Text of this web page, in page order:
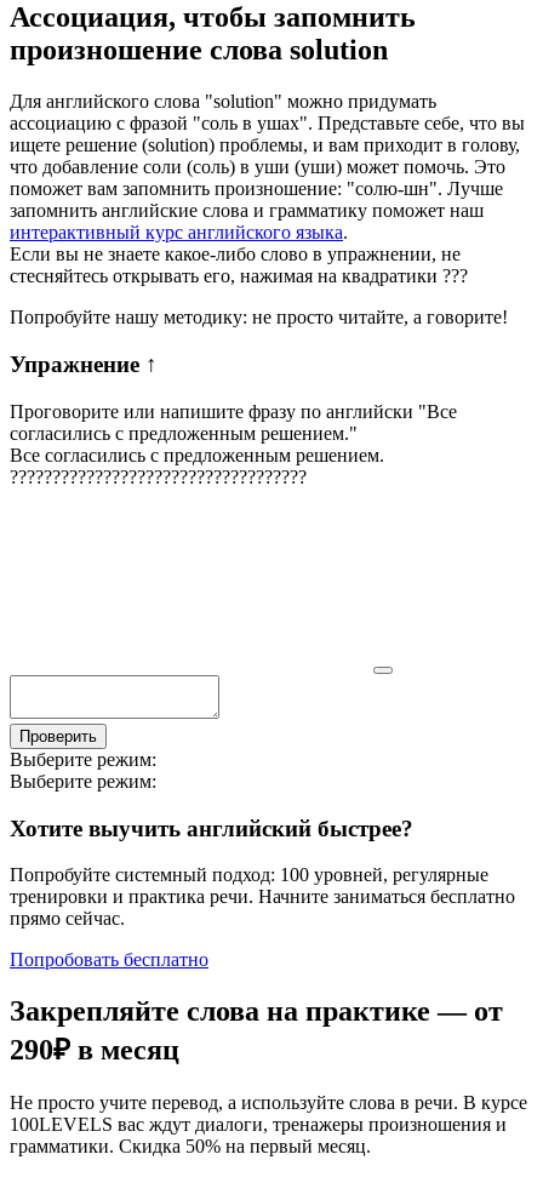
Ассоциация, чтобы запомнить
произношение слова solution
Для английского слова "solution" можно придумать
ассоциацию с фразой "соль в ушах". Представьте себе, что вы
ищете решение (solution) проблемы, и вам приходит в голову,
что добавление соли (соль) в уши (уши) может помочь. Это
поможет вам запомнить произношение: "солю-шн". Лучше
запомнить английские слова и грамматику поможет наш
интерактивный курс английского языка.
Если вы не знаете какое-либо слово в упражнении, не
стесняйтесь открывать его, нажимая на квадратики ???
Попробуйте нашу методику: не просто читайте, а говорите!
Упражнение ↑
Проговорите или напишите фразу по английски "Все
согласились с предложенным решением."
Все согласились с предложенным решением.
???????????????????????????????????
Проверить
Выберите режим:
Выберите режим:
Хотите выучить английский быстрее?
Попробуйте системный подход: 100 уровней, регулярные
тренировки и практика речи. Начните заниматься бесплатно
прямо сейчас.
Попробовать бесплатно
Закрепляйте слова на практике — от
290₽ в месяц
Не просто учите перевод, а используйте слова в речи. В курсе
100LEVELS вас ждут диалоги, тренажеры произношения и
грамматики. Скидка 50% на первый месяц.